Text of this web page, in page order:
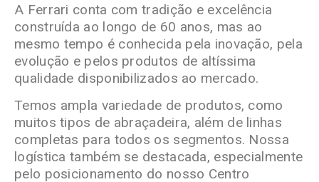
A Ferrari conta com tradição e excelência
construída ao longo de 60 anos, mas ao
mesmo tempo é conhecida pela inovação, pela
evolução e pelos produtos de altíssima
qualidade disponibilizados ao mercado.
Temos ampla variedade de produtos, como
muitos tipos de abraçadeira, além de linhas
completas para todos os segmentos. Nossa
logística também se destacada, especialmente
pelo posicionamento do nosso Centro